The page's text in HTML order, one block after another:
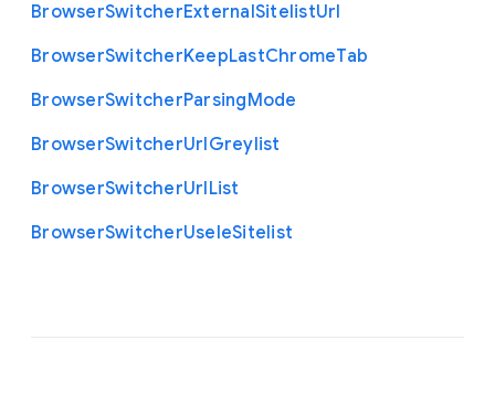
BrowserSwitcherExternalSitelistUrl
BrowserSwitcherKeepLastChromeTab
BrowserSwitcherParsingMode
BrowserSwitcherUrlGreylist
BrowserSwitcherUrlList
BrowserSwitcherUseIeSitelist